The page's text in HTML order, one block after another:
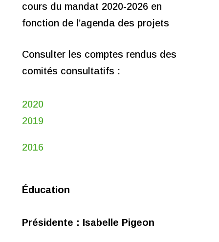
cours du mandat 2020-2026 en
fonction de l’agenda des projets
Consulter les comptes rendus des
comités consultatifs :
2020
2019
2016
Éducation
Présidente : Isabelle Pigeon